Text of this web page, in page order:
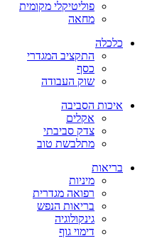
פוליטיקלי מקומית
מחאה
כלכלה
התקציב המגדרי
כסף
שוק העבודה
איכות הסביבה
אקלים
צדק סביבתי
מתלבשת טוב
בריאות
מיניות
רפואה מגדרית
בריאות הנפש
גינקולוגיה
דימוי גוף